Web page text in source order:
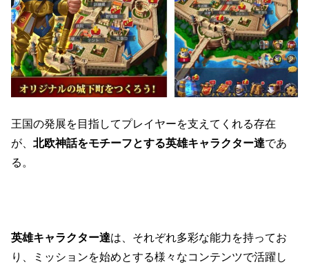
王国の発展を目指してプレイヤーを支えてくれる存在
が、北欧神話をモチーフとする英雄キャラクター達であ
る。
英雄キャラクター達は、それぞれ多彩な能力を持ってお
り、ミッションを始めとする様々なコンテンツで活躍し